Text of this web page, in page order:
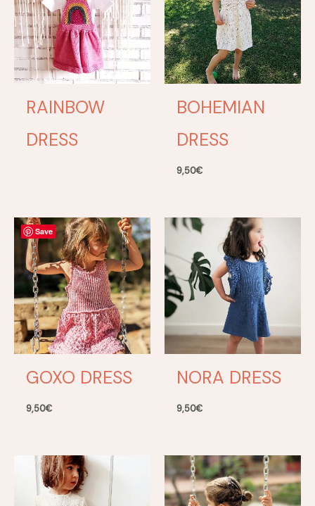
RAINBOW
DRESS
BOHEMIAN
DRESS
9,50€
GOXO DRESS
9,50€
NORA DRESS
9,50€
Save